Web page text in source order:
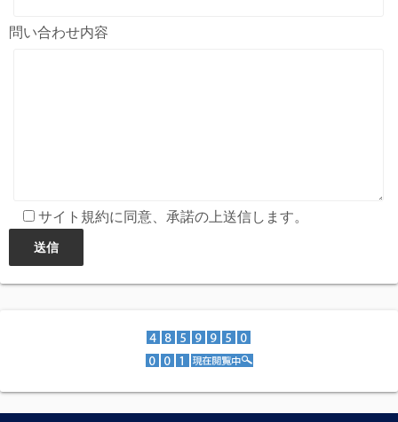
問い合わせ内容
サイト規約に同意、承諾の上送信します。